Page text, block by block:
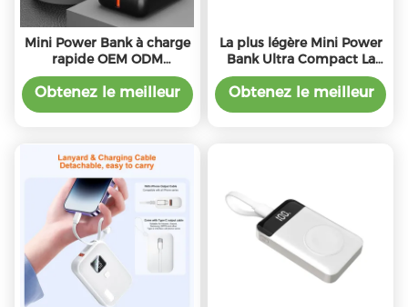
Mini Power Bank à charge
rapide OEM ODM
10000mah Petite banque
électrique portable
Obtenez le meilleur
La plus légère Mini Power
Bank Ultra Compact La
plus petite Power Bank
Portable 10000mAh
Obtenez le meilleur